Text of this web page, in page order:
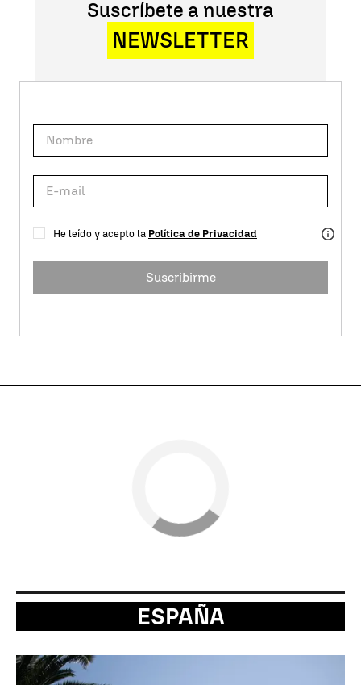
Suscríbete a nuestra
NEWSLETTER
He leído y acepto la Política de Privacidad
Suscribirme
ESPAÑA